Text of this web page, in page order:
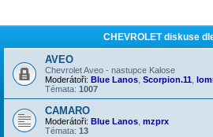
CHEVROLET diskuse
AVEO
Chevrolet Aveo - nastupce Kalose
Moderátoři: Blue Lanos Scorpion.11
Témata: 1007
CAMARO
Moderátoři: Blue Lanos mzprx
Témata: 13